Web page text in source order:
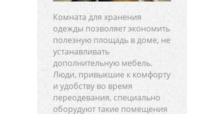
Комната для хранения
одежды позволяет экономить
полезную площадь в доме, не
устанавливать
дополнительную мебель.
Люди, привыкшие к комфорту
и удобству во время
переодевания, специально
оборудуют такие помещения